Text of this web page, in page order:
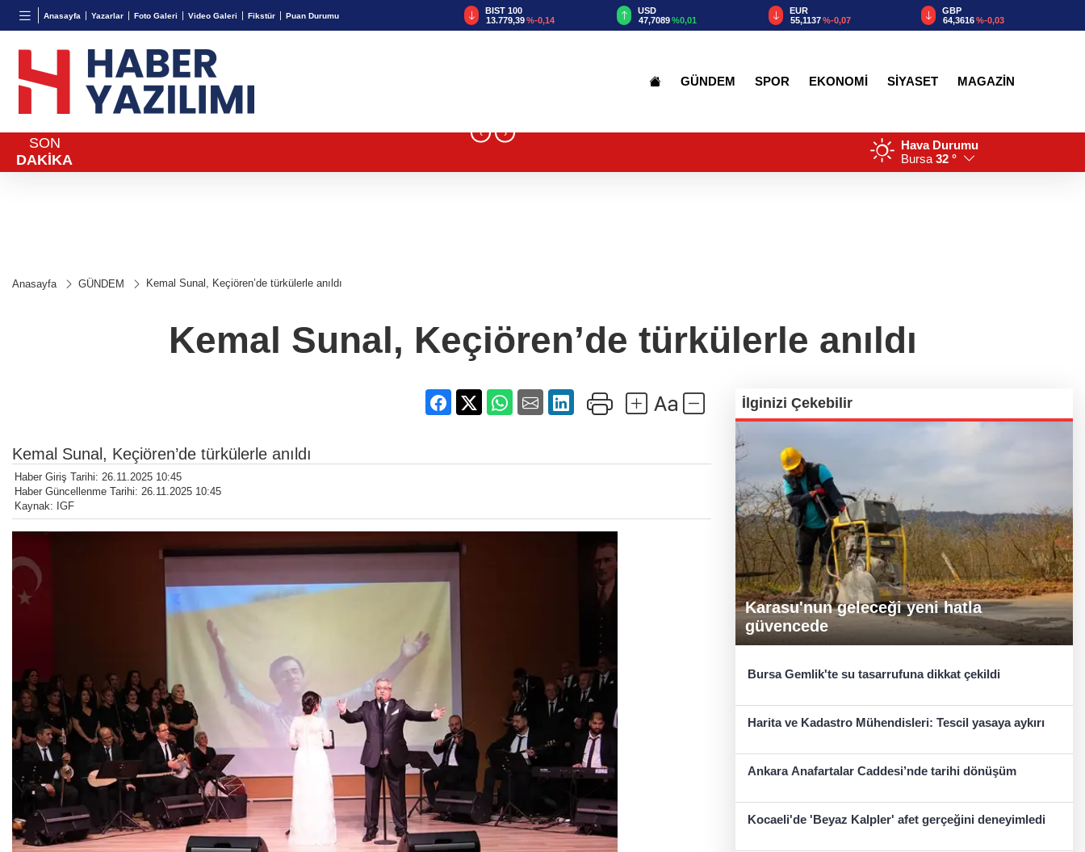
Anasayfa Yazarlar Foto Galeri Video Galeri Fikstür Puan Durumu
BGN
27,9743 %-0,22
VND
0,0018%0,22
6.643,86
BIST 100
13.779,39 %-0,14
USD
47,7089%0,01
EUR
55,1137 %-0,07
GBP
64,3616%-0,03
GÜNDEM SPOR EKONOMİ SİYASET MAGAZİN
SON
DAKİKA
‹ ›
Hava Durumu
Bursa 32 °
Anasayfa GÜNDEM Kemal Sunal, Keçiören’de türkülerle anıldı
Kemal Sunal, Keçiören’de türkülerle anıldı
Kemal Sunal, Keçiören’de türkülerle anıldı
Haber Giriş Tarihi: 26.11.2025 10:45
Haber Güncellenme Tarihi: 26.11.2025 10:45
Kaynak: IGF
İlginizi Çekebilir
Karasu'nun geleceği yeni hatla
güvencede
Bursa Gemlik'te su tasarrufuna dikkat çekildi
Harita ve Kadastro Mühendisleri: Tescil yasaya aykırı
Ankara Anafartalar Caddesi’nde tarihi dönüşüm
Kocaeli'de 'Beyaz Kalpler' afet gerçeğini deneyimledi